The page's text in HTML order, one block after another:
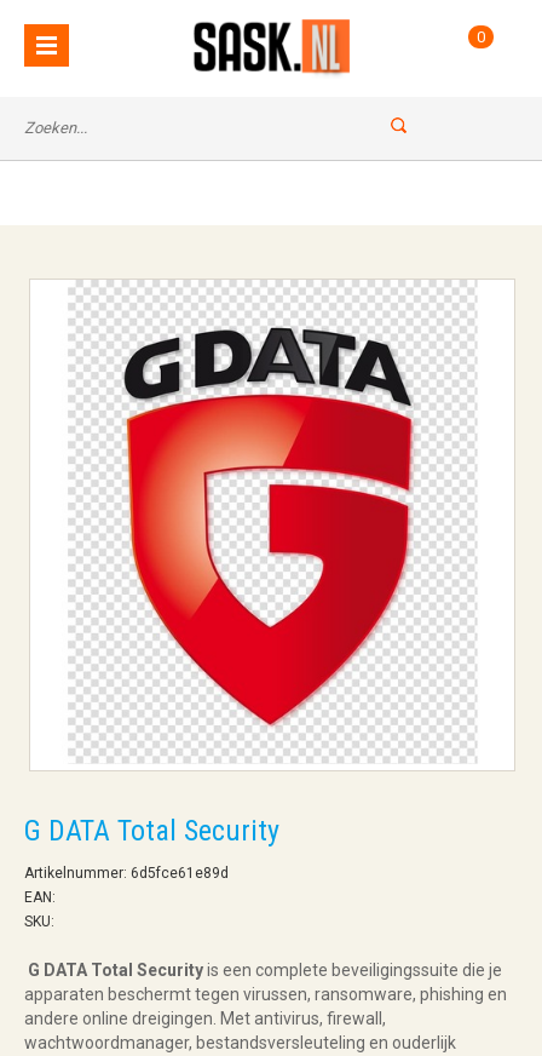
: Undefined index: name in
/var/www/vhosts/sask.nl/httpdocs/classes/ccms.class.php on line
0
G DATA Total Security
Artikelnummer: 6d5fce61e89d
EAN:
SKU:
G DATA Total Securityis een complete beveiligingssuite die je
apparaten beschermt tegen virussen, ransomware, phishing en
andere online dreigingen. Met antivirus, firewall,
wachtwoordmanager, bestandsversleuteling en ouderlijk